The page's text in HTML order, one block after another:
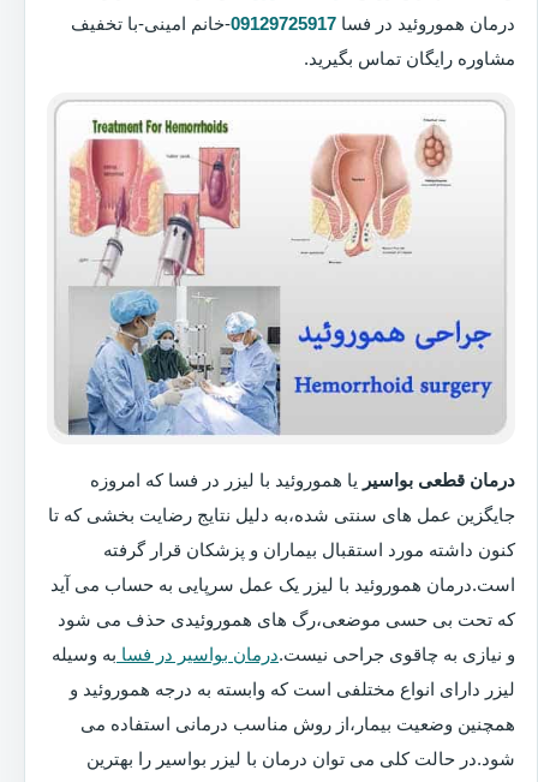
درمان هموروئید در فسا 09129725917-خانم امینی-با تخفیف
مشاوره رایگان تماس بگیرید.
درمان قطعی بواسیر یا هموروئید با لیزر در فسا که امروزه
جایگزین عمل های سنتی شده،به دلیل نتایج رضایت بخشی که تا
کنون داشته مورد استقبال بیماران و پزشکان قرار گرفته
است.درمان هموروئید با لیزر یک عمل سرپایی به حساب می آید
که تحت بی حسی موضعی،رگ های هموروئیدی حذف می شود
و نیازی به چاقوی جراحی نیست.درمان بواسیر در فسا به وسیله
لیزر دارای انواع مختلفی است که وابسته به درجه هموروئید و
همچنین وضعیت بیمار،از روش مناسب درمانی استفاده می
شود.در حالت کلی می توان درمان با لیزر بواسیر را بهترین